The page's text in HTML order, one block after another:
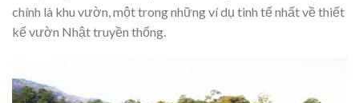
chính là khu vườn, một trong những ví dụ tinh tế nhất về thiết
kế vườn Nhật truyền thống.